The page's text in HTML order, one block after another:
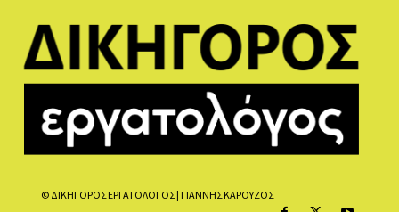
© ΔΙΚΗΓΟΡΟΣ ΕΡΓΑΤΟΛΟΓΟΣ | ΓΙΑΝΝΗΣ ΚΑΡΟΥΖΟΣ